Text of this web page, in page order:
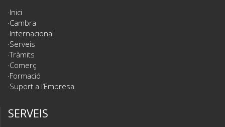
Inici
Cambra
Internacional
Serveis
Tràmits
Comerç
Formació
Suport a l’Empresa
SERVEIS